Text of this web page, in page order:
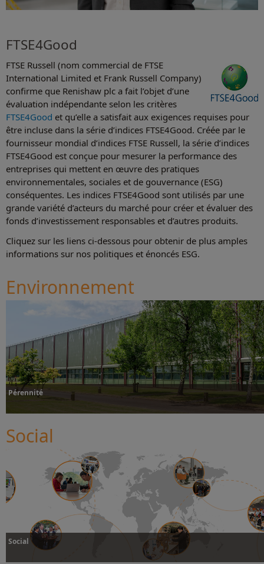
FTSE4Good
FTSE Russell (nom commercial de FTSE
International Limited et Frank Russell Company)
confirme que Renishaw plc a fait l’objet d’une
évaluation indépendante selon les critères
FTSE4Good et qu’elle a satisfait aux exigences requises pour
être incluse dans la série d’indices FTSE4Good. Créée par le
fournisseur mondial d’indices FTSE Russell, la série d’indices
FTSE4Good est conçue pour mesurer la performance des
entreprises qui mettent en œuvre des pratiques
environnementales, sociales et de gouvernance (ESG)
conséquentes. Les indices FTSE4Good sont utilisés par une
grande variété d’acteurs du marché pour créer et évaluer des
fonds d’investissement responsables et d’autres produits.
Cliquez sur les liens ci-dessous pour obtenir de plus amples
informations sur nos politiques et énoncés ESG.
Environnement
Pérennité
Plus d’informations
Social
Social